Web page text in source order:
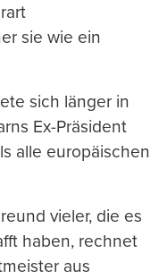
sie wie ein
sich länger in
Ex-Präsident
alle europäischen
vieler, die es
haben, rechnet
aus